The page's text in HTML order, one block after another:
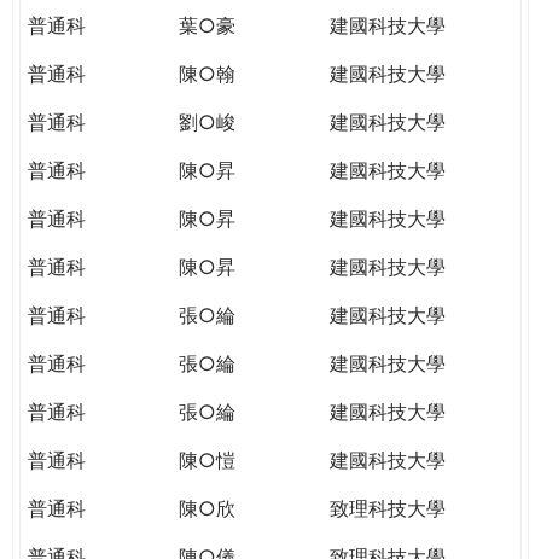
普通科
葉○豪
建國科技大學
普通科
陳○翰
建國科技大學
普通科
劉○峻
建國科技大學
普通科
陳○昇
建國科技大學
普通科
陳○昇
建國科技大學
普通科
陳○昇
建國科技大學
普通科
張○綸
建國科技大學
普通科
張○綸
建國科技大學
普通科
張○綸
建國科技大學
普通科
陳○愷
建國科技大學
普通科
陳○欣
致理科技大學